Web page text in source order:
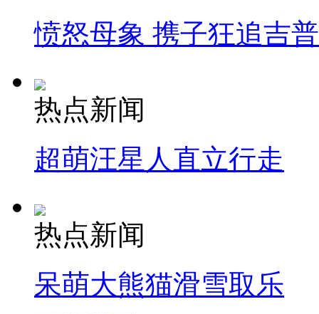
愤怒母象 携子狂追吉
热点新闻
超萌汪星人直立行走
热点新闻
呆萌大熊猫滑雪取乐